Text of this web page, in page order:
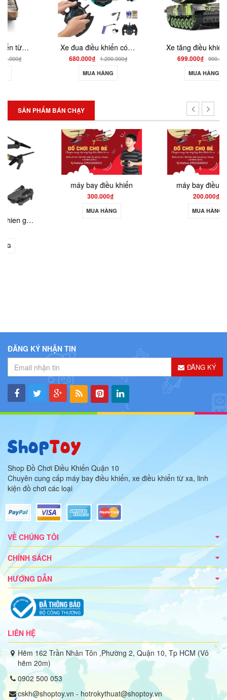
Xe đua điều khiển có bắn đạn thạch , chạy nhanh drift 4dw
1.200.000₫
Xe tăng điều khiển từ xa bắn đạn thạch cỡ lớn có xoay nồng súng TA03 55cm
900.000₫
SẢN PHẨM BÁN CHẠY
máy bay điều khiển máy bay điều khiển
ĐĂNG KÝ NHẬN TIN
ĐĂNG KÝ
Shop Đồ Chơi Điều Khiển Quận 10
Chuyên cung cấp máy bay điều khiển, xe điều khiển từ xa, linh
kiện đồ chơi các loại
VỀ CHÚNG TÔI
CHÍNH SÁCH
HƯỚNG DẪN
LIÊN HỆ
Hẽm 162 Trần Nhân Tôn ,Phường 2, Quận 10, Tp HCM (Vô
hẽm 20m)
0902 500 053
cskh@shoptoy.vn - hotrokythuat@shoptoy.vn